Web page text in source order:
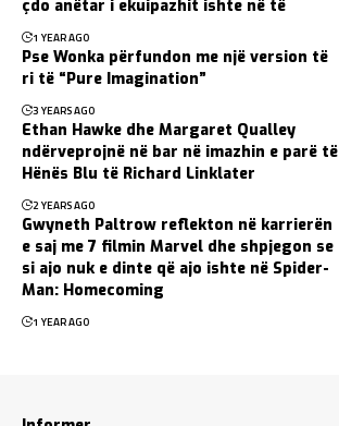
çdo anëtar i ekuipazhit ishte në të
1 YEAR AGO
Pse Wonka përfundon me një version të
ri të “Pure Imagination”
3 YEARS AGO
Ethan Hawke dhe Margaret Qualley
ndërveprojnë në bar në imazhin e parë të
Hënës Blu të Richard Linklater
2 YEARS AGO
Gwyneth Paltrow reflekton në karrierën
e saj me 7 filmin Marvel dhe shpjegon se
si ajo nuk e dinte që ajo ishte në Spider-
Man: Homecoming
1 YEAR AGO